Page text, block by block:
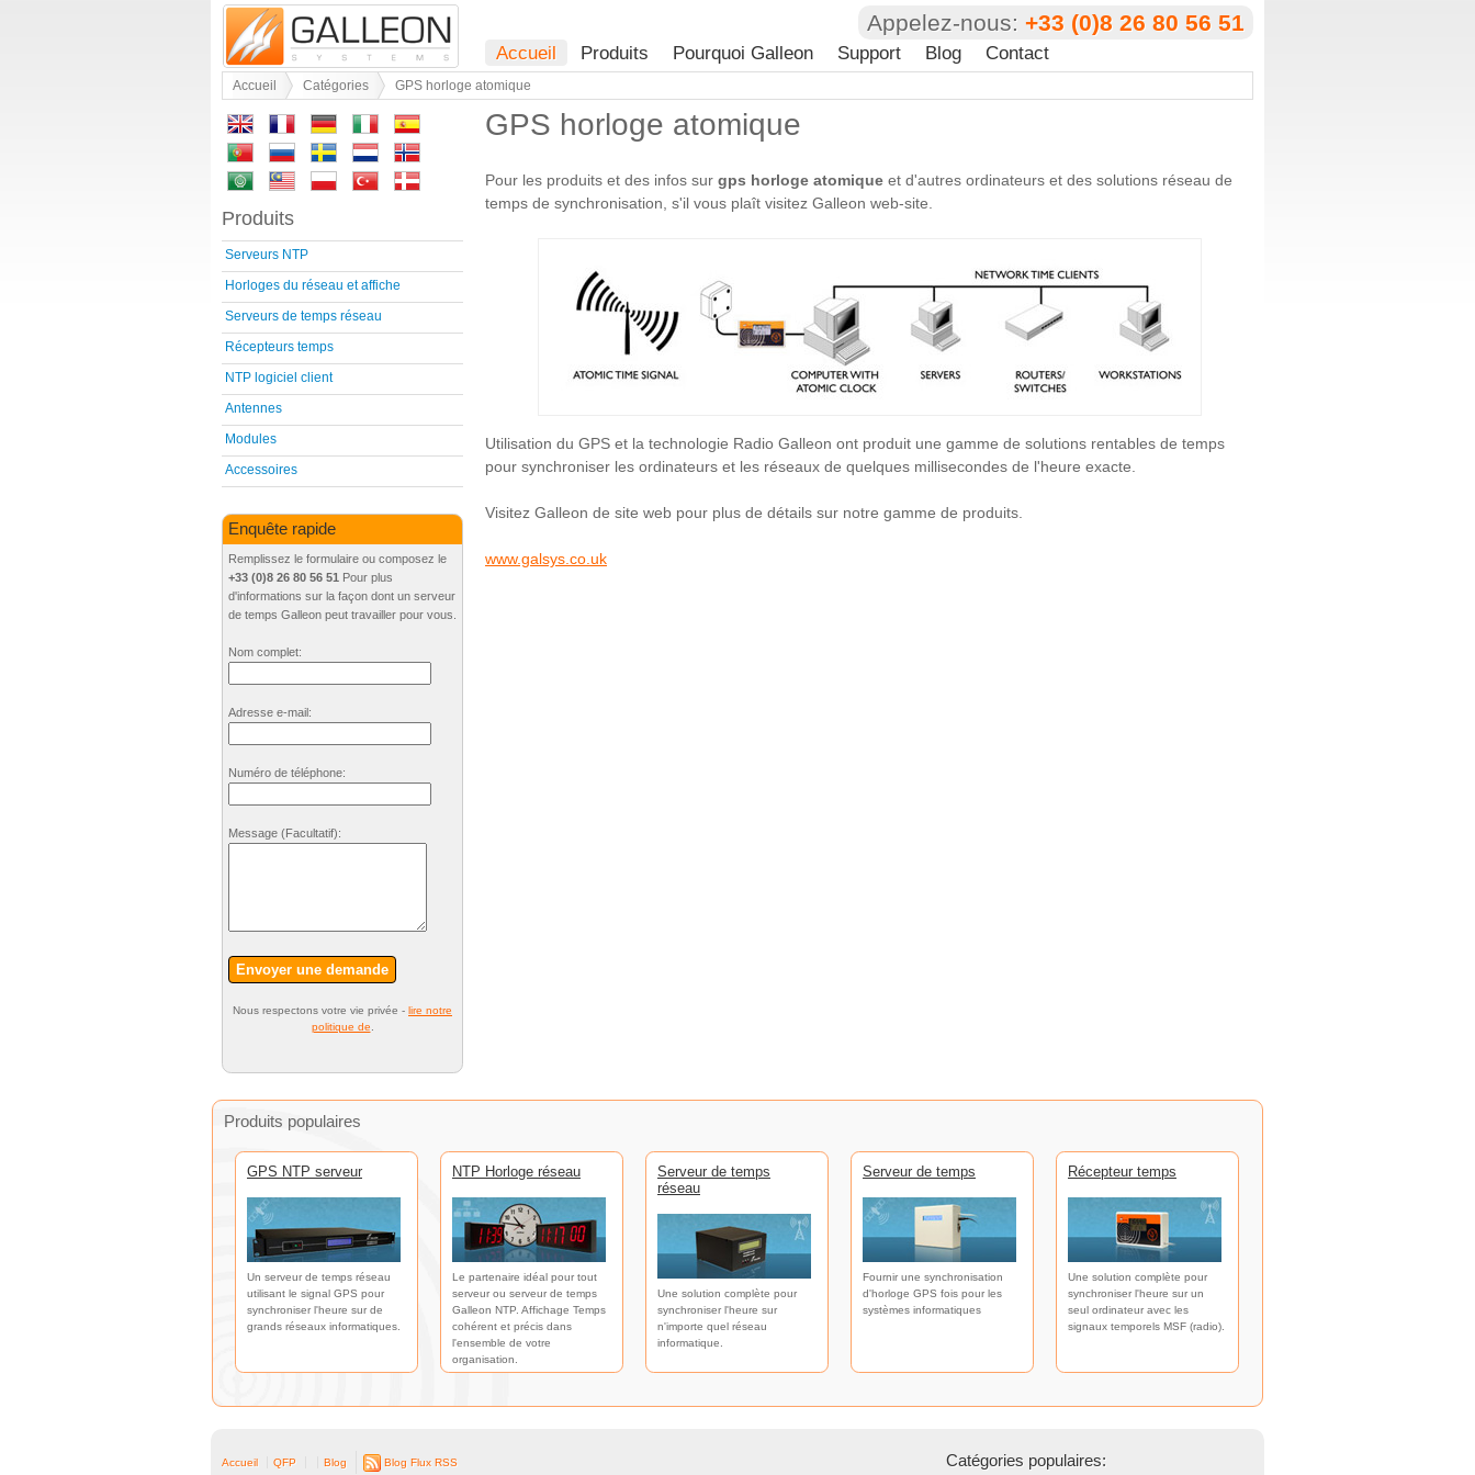
Appelez-nous: +33 (0)8 26 80 56 51
Accueil Produits Pourquoi Galleon Support Blog Contact
Accueil Catégories GPS horloge atomique
GPS horloge atomique
Pour les produits et des infos sur gps horloge atomique et d'autres ordinateurs et des solutions réseau de
temps de synchronisation, s'il vous plaît visitez Galleon web-site.
Utilisation du GPS et la technologie Radio Galleon ont produit une gamme de solutions rentables de temps
pour synchroniser les ordinateurs et les réseaux de quelques millisecondes de l'heure exacte.
Visitez Galleon de site web pour plus de détails sur notre gamme de produits.
www.galsys.co.uk
Produits
Serveurs NTP
Horloges du réseau et affiche
Serveurs de temps réseau
Récepteurs temps
NTP logiciel client
Antennes
Modules
Accessoires
Enquête rapide
Remplissez le formulaire ou composez le
+33 (0)8 26 80 56 51 Pour plus
d'informations sur la façon dont un serveur
de temps Galleon peut travailler pour vous.
Nom complet:
Adresse e-mail:
Numéro de téléphone:
Message (Facultatif):
Envoyer une demande
Nous respectons votre vie privée - lire notre
politique de.
Produits populaires
GPS NTP serveur
Un serveur de temps réseau
utilisant le signal GPS pour
synchroniser l'heure sur de
grands réseaux informatiques.
NTP Horloge réseau
Le partenaire idéal pour tout
serveur ou serveur de temps
Galleon NTP. Affichage Temps
cohérent et précis dans
l'ensemble de votre
organisation.
Serveur de temps
réseau
Une solution complète pour
synchroniser l'heure sur
n'importe quel réseau
informatique.
Serveur de temps
Fournir une synchronisation
d'horloge GPS fois pour les
systèmes informatiques
Récepteur temps
Une solution complète pour
synchroniser l'heure sur un
seul ordinateur avec les
signaux temporels MSF (radio).
Accueil QFP Blog Blog Flux RSS Catégories populaires: